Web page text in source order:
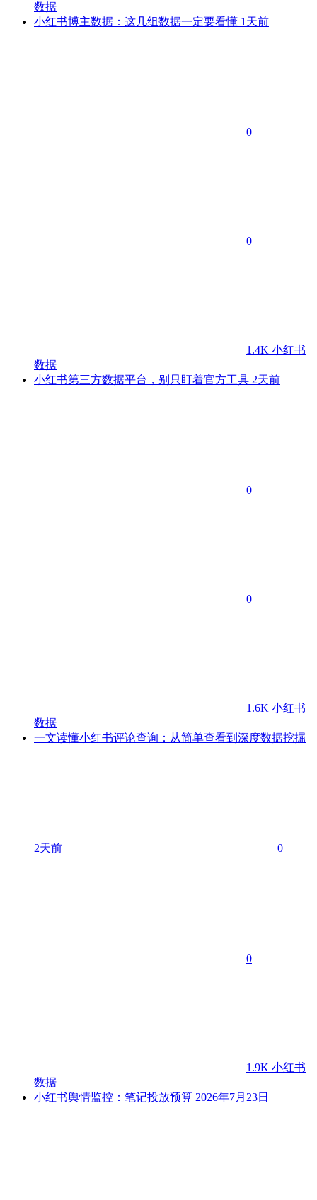
数据
小红书博主数据：这几组数据一定要看懂 1天前
0
0
1.4K 小红书
数据
小红书第三方数据平台，别只盯着官方工具 2天前
0
0
1.6K 小红书
数据
一文读懂小红书评论查询：从简单查看到深度数据挖掘
2天前 0
0
1.9K 小红书
数据
小红书舆情监控：笔记投放预算 2026年7月23日